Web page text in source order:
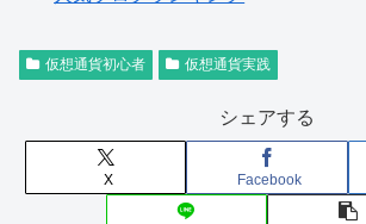
仮想通貨初心者 仮想通貨実践
シェアする
X Facebook